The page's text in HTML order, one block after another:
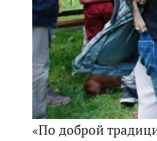
«По доброй